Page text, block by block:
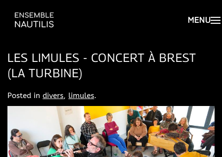
LES LIMULES - CONCERT À BREST
(LA TURBINE)
Posted in divers, limules.